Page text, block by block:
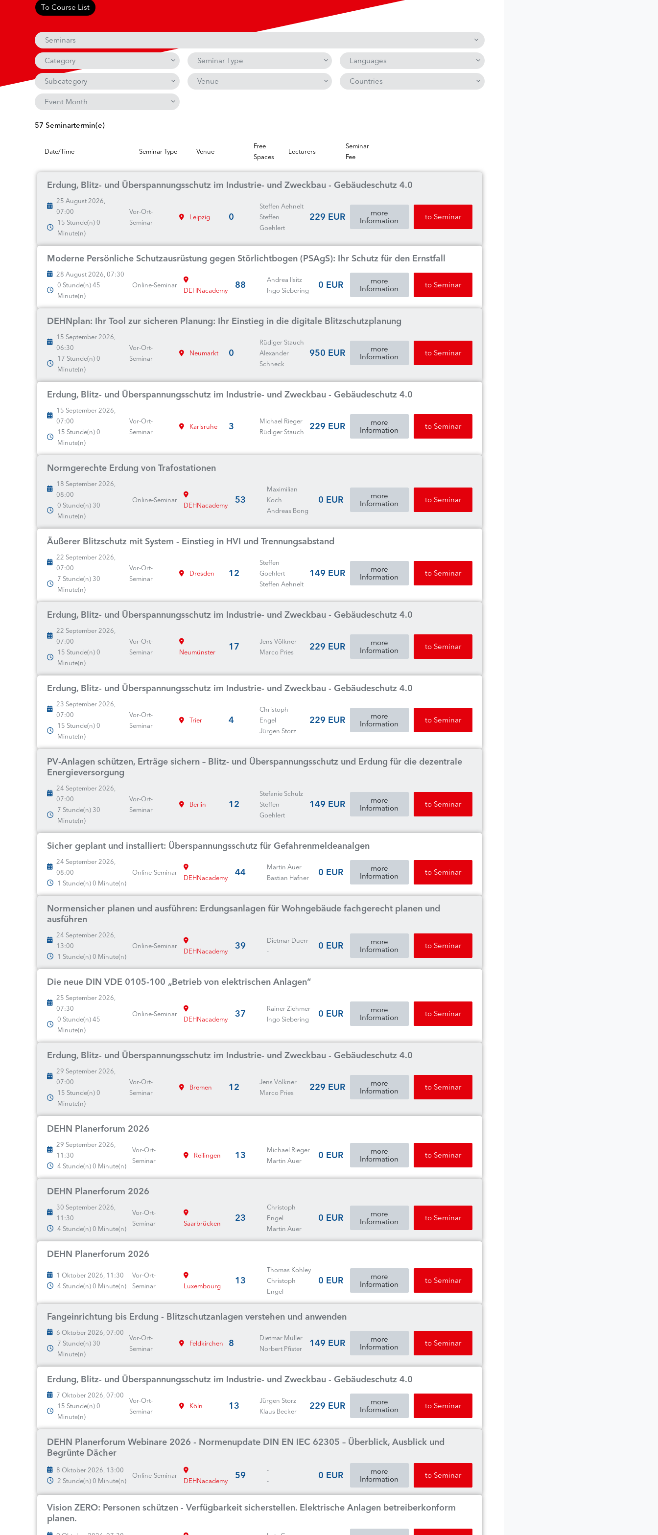
To Course List
Seminars
Category Seminar Type Languages
Subcategory Venue Countries
Event Month
57 Seminartermin(e)
Date/Time Seminar Type Venue
Free
Spaces
Lecturers
Seminar
Fee
Erdung, Blitz- und Überspannungsschutz im Industrie- und Zweckbau - Gebäudeschutz 4.0
25 August 2026,
07:00
15 Stunde(n) 0
Minute(n)
Vor-Ort-
Seminar
Leipzig 0
Steffen Aehnelt
Steffen
Goehlert
229 EUR
more
Information
to Seminar
Moderne Persönliche Schutzausrüstung gegen Störlichtbogen (PSAgS): Ihr Schutz für den Ernstfall
28 August 2026, 07:30
0 Stunde(n) 45
Minute(n)
Online-Seminar
DEHNacademy 88
Andrea Ilsitz
Ingo Siebering
0 EUR
more
Information
to Seminar
DEHNplan: Ihr Tool zur sicheren Planung: Ihr Einstieg in die digitale Blitzschutzplanung
15 September 2026,
06:30
17 Stunde(n) 0
Minute(n)
Vor-Ort-
Seminar
Neumarkt 0
Rüdiger Stauch
Alexander
Schneck
950 EUR
more
Information
to Seminar
Erdung, Blitz- und Überspannungsschutz im Industrie- und Zweckbau - Gebäudeschutz 4.0
15 September 2026,
07:00
15 Stunde(n) 0
Minute(n)
Vor-Ort-
Seminar
Karlsruhe 3
Michael Rieger
Rüdiger Stauch
229 EUR
more
Information
to Seminar
Normgerechte Erdung von Trafostationen
18 September 2026,
08:00
0 Stunde(n) 30
Minute(n)
Online-Seminar
DEHNacademy 53
Maximilian
Koch
Andreas Bong
0 EUR
more
Information
to Seminar
Äußerer Blitzschutz mit System - Einstieg in HVI und Trennungsabstand
22 September 2026,
07:00
7 Stunde(n) 30
Minute(n)
Vor-Ort-
Seminar
Dresden 12
Steffen
Goehlert
Steffen Aehnelt
149 EUR
more
Information
to Seminar
Erdung, Blitz- und Überspannungsschutz im Industrie- und Zweckbau - Gebäudeschutz 4.0
22 September 2026,
07:00
15 Stunde(n) 0
Minute(n)
Vor-Ort-
Seminar
Neumünster 17
Jens Völkner
Marco Pries
229 EUR
more
Information
to Seminar
Erdung, Blitz- und Überspannungsschutz im Industrie- und Zweckbau - Gebäudeschutz 4.0
23 September 2026,
07:00
15 Stunde(n) 0
Minute(n)
Vor-Ort-
Seminar
Trier 4
Christoph
Engel
Jürgen Storz
229 EUR
more
Information
to Seminar
PV-Anlagen schützen, Erträge sichern – Blitz- und Überspannungsschutz und Erdung für die dezentrale
Energieversorgung
24 September 2026,
07:00
7 Stunde(n) 30
Minute(n)
Vor-Ort-
Seminar
Berlin 12
Stefanie Schulz
Steffen
Goehlert
149 EUR
more
Information
to Seminar
Sicher geplant und installiert: Überspannungsschutz für Gefahrenmeldeanalgen
24 September 2026,
08:00
1 Stunde(n) 0 Minute(n)
Online-Seminar
DEHNacademy 44
Martin Auer
Bastian Hafner
0 EUR
more
Information
to Seminar
Normensicher planen und ausführen: Erdungsanlagen für Wohngebäude fachgerecht planen und
ausführen
24 September 2026,
13:00
1 Stunde(n) 0 Minute(n)
Online-Seminar
DEHNacademy 39
Dietmar Duerr
-
0 EUR
more
Information
to Seminar
Die neue DIN VDE 0105-100 „Betrieb von elektrischen Anlagen“
25 September 2026,
07:30
0 Stunde(n) 45
Minute(n)
Online-Seminar
DEHNacademy 37
Rainer Ziehmer
Ingo Siebering
0 EUR
more
Information
to Seminar
Erdung, Blitz- und Überspannungsschutz im Industrie- und Zweckbau - Gebäudeschutz 4.0
29 September 2026,
07:00
15 Stunde(n) 0
Minute(n)
Vor-Ort-
Seminar
Bremen 12
Jens Völkner
Marco Pries
229 EUR
more
Information
to Seminar
DEHN Planerforum 2026
29 September 2026,
11:30
4 Stunde(n) 0 Minute(n)
Vor-Ort-
Seminar
Reilingen 13
Michael Rieger
Martin Auer
0 EUR
more
Information
to Seminar
DEHN Planerforum 2026
30 September 2026,
11:30
4 Stunde(n) 0 Minute(n)
Vor-Ort-
Seminar
Saarbrücken 23
Christoph
Engel
Martin Auer
0 EUR
more
Information
to Seminar
DEHN Planerforum 2026
1 Oktober 2026, 11:30
4 Stunde(n) 0 Minute(n)
Vor-Ort-
Seminar
Luxembourg 13
Thomas Kohley
Christoph
Engel
0 EUR
more
Information
to Seminar
Fangeinrichtung bis Erdung - Blitzschutzanlagen verstehen und anwenden
6 Oktober 2026, 07:00
7 Stunde(n) 30
Minute(n)
Vor-Ort-
Seminar
Feldkirchen 8
Dietmar Müller
Norbert Pfister
149 EUR
more
Information
to Seminar
Erdung, Blitz- und Überspannungsschutz im Industrie- und Zweckbau - Gebäudeschutz 4.0
7 Oktober 2026, 07:00
15 Stunde(n) 0
Minute(n)
Vor-Ort-
Seminar
Köln 13
Jürgen Storz
Klaus Becker
229 EUR
more
Information
to Seminar
DEHN Planerforum Webinare 2026 - Normenupdate DIN EN IEC 62305 – Überblick, Ausblick und
Begrünte Dächer
8 Oktober 2026, 13:00
2 Stunde(n) 0 Minute(n)
Online-Seminar
DEHNacademy 59
-
-
0 EUR
more
Information
to Seminar
Vision ZERO: Personen schützen - Verfügbarkeit sicherstellen. Elektrische Anlagen betreiberkonform
planen.